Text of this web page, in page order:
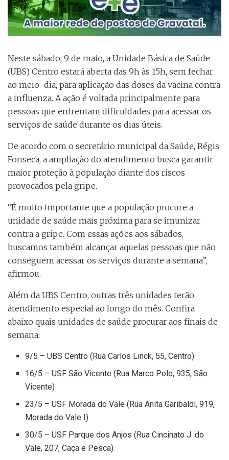
Neste sábado, 9 de maio, a Unidade Básica de Saúde
(UBS) Centro estará aberta das 9h às 15h, sem fechar
ao meio-dia, para aplicação das doses da vacina contra
a influenza. A ação é voltada principalmente para
pessoas que enfrentam dificuldades para acessar os
serviços de saúde durante os dias úteis.
De acordo com o secretário municipal da Saúde, Régis
Fonseca, a ampliação do atendimento busca garantir
maior proteção à população diante dos riscos
provocados pela gripe.
“É muito importante que a população procure a
unidade de saúde mais próxima para se imunizar
contra a gripe. Com essas ações aos sábados,
buscamos também alcançar aquelas pessoas que não
conseguem acessar os serviços durante a semana”,
afirmou.
Além da UBS Centro, outras três unidades terão
atendimento especial ao longo do mês. Confira
abaixo quais unidades de saúde procurar aos finais de
semana:
9/5 – UBS Centro (Rua Carlos Linck, 55, Centro)
16/5 – USF São Vicente (Rua Marco Polo, 935, São
Vicente)
23/5 – USF Morada do Vale (Rua Anita Garibaldi, 919,
Morada do Vale I)
30/5 – USF Parque dos Anjos (Rua Cincinato J. do
Vale, 207, Caça e Pesca)